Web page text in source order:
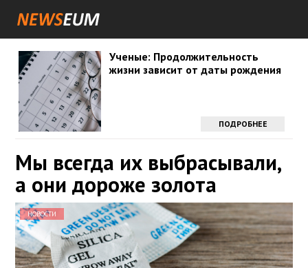
Ученые: Продолжительность
жизни зависит от даты рождения
ПОДРОБНЕЕ
Мы всегда их выбрасывали,
а они дороже золота
НОВОСТИ